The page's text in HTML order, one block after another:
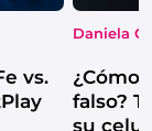
vs.
Daniela
¿Cómo
falso?
su